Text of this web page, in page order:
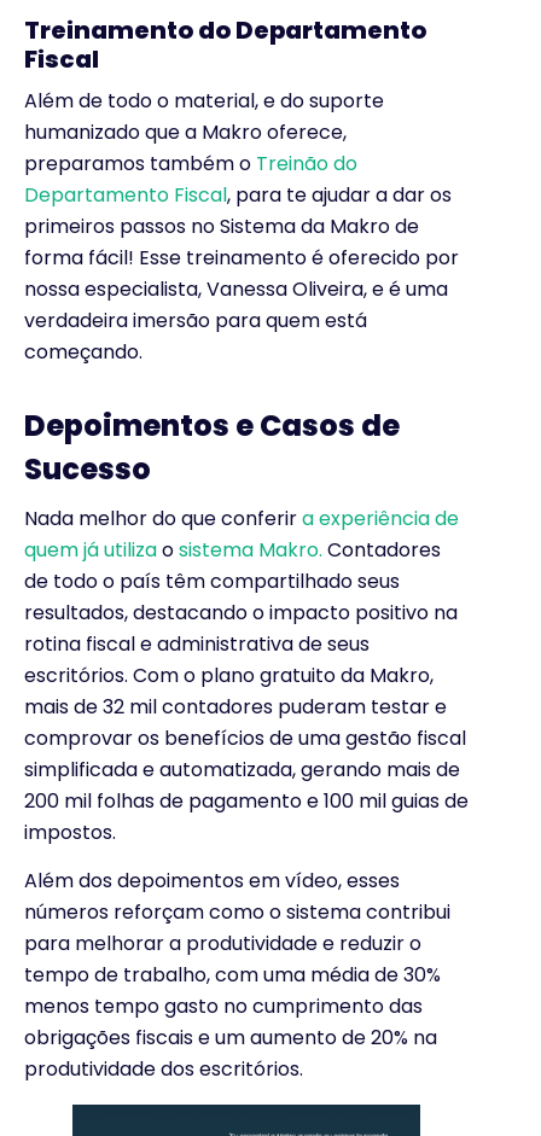
Treinamento do Departamento
Fiscal
Além de todo o material, e do suporte
humanizado que a Makro oferece,
preparamos também o Treinão do
Departamento Fiscal, para te ajudar a dar os
primeiros passos no Sistema da Makro de
forma fácil! Esse treinamento é oferecido por
nossa especialista, Vanessa Oliveira, e é uma
verdadeira imersão para quem está
começando.
Depoimentos e Casos de
Sucesso
Nada melhor do que conferira experiência de
quem já utilizaosistema Makro. Contadores
de todo o país têm compartilhado seus
resultados, destacando o impacto positivo na
rotina fiscal e administrativa de seus
escritórios. Com o plano gratuito da Makro,
mais de 32 mil contadores puderam testar e
comprovar os benefícios de uma gestão fiscal
simplificada e automatizada, gerando mais de
200 mil folhas de pagamento e 100 mil guias de
impostos.
Além dos depoimentos em vídeo, esses
números reforçam como o sistema contribui
para melhorar a produtividade e reduzir o
tempo de trabalho, com uma média de 30%
menos tempo gasto no cumprimento das
obrigações fiscais e um aumento de 20% na
produtividade dos escritórios.